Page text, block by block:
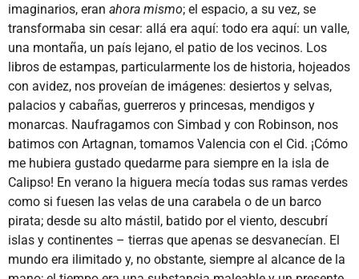
imaginarios, eran ahora mismo; el espacio, a su vez, se
transformaba sin cesar: allá era aquí: todo era aquí: un valle,
una montaña, un país lejano, el patio de los vecinos. Los
libros de estampas, particularmente los de historia, hojeados
con avidez, nos proveían de imágenes: desiertos y selvas,
palacios y cabañas, guerreros y princesas, mendigos y
monarcas. Naufragamos con Simbad y con Robinson, nos
batimos con Artagnan, tomamos Valencia con el Cid. ¡Cómo
me hubiera gustado quedarme para siempre en la isla de
Calipso! En verano la higuera mecía todas sus ramas verdes
como si fuesen las velas de una carabela o de un barco
pirata; desde su alto mástil, batido por el viento, descubrí
islas y continentes – tierras que apenas se desvanecían. El
mundo era ilimitado y, no obstante, siempre al alcance de la